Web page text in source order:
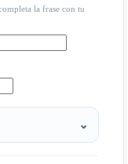
la frase con tu